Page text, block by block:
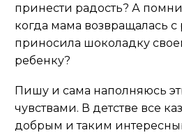
принести радость? А
когда мама возвращалась с
приносила шоколадку
ребенку?
Пишу и сама наполняюсь
чувствами. В детстве все
добрым и таким